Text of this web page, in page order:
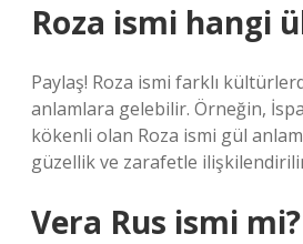
Roza ismi hangi
Paylaş! Roza ismi farklı
anlamlara gelebilir. Örneğin,
kökenli olan Roza ismi gül
güzellik ve zarafetle
Vera Rus ismi mi?